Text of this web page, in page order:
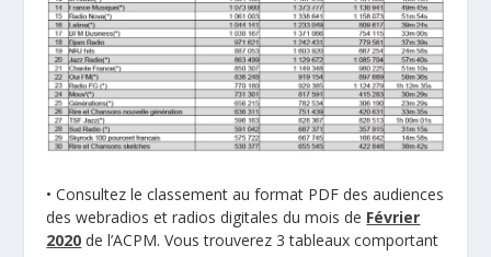
• Consultez le classement au format PDF des audiences
des webradios et radios digitales du mois de Février
2020 de l’ACPM. Vous trouverez 3 tableaux comportant